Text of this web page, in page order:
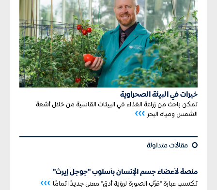
خيرات في البيئة الصحراوية
تمكن باحث من زراعة الغذاء في البيئات القاسية من خلال أشعة
الشمس ومياه البحر ›››
¢ مقالات متداولة
منصة لأعضاء جسم الإنسان بأسلوب "جوجل إيرث"
تكتسب عبارة "قرّب الصورة لرؤية أدق" معنى جديدًا تمامًا ›››